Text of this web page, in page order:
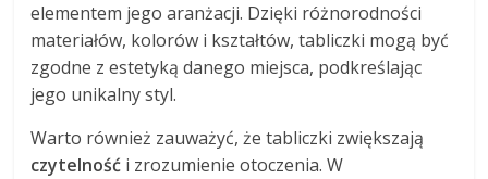
elementem jego aranżacji. Dzięki różnorodności
materiałów, kolorów i kształtów, tabliczki mogą być
zgodne z estetyką danego miejsca, podkreślając
jego unikalny styl.
Warto również zauważyć, że tabliczki zwiększają
czytelność i zrozumienie otoczenia. W